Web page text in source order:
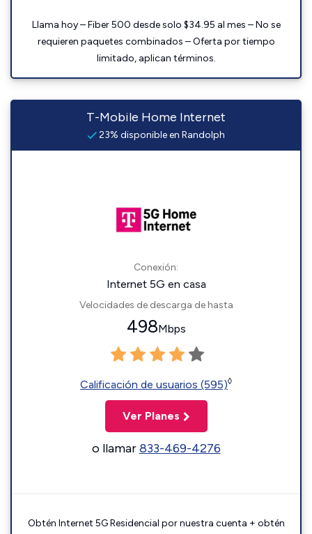
Llama hoy – Fiber 500 desde solo $34.95 al mes – No se
requieren paquetes combinados – Oferta por tiempo
limitado, aplican términos.
T-Mobile Home Internet
23% disponible en Randolph
Conexión:
Internet 5G en casa
Velocidades de descarga de hasta
498Mbps
Calificación de usuarios (595)◊
Ver Planes
o llamar833-469-4276
Obtén Internet 5G Residencial por nuestra cuenta + obtén